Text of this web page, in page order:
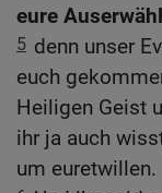
eure
5 denn unser
euch
Heiligen Geist
ihr ja auch
um euretwillen.